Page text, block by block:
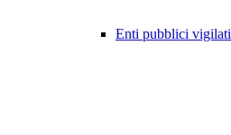
Enti pubblici vigilati